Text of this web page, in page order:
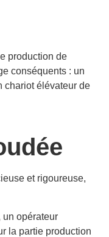
production de
conséquents : un
chariot élévateur de
et rigoureuse,
un opérateur
la partie production